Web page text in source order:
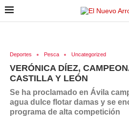
Deportes Pesca Uncategorized
VERÓNICA DÍEZ,
CASTILLA Y LEÓN
Se ha proclamado en Ávila
agua dulce flotar damas y se
programa de alta competición